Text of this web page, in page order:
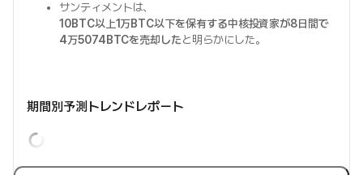
サンティメントは、
10BTC以上1万BTC以下を保有する中核投資家が8日間で
4万5074BTCを売却したと明らかにした。
期間別予測トレンドレポート